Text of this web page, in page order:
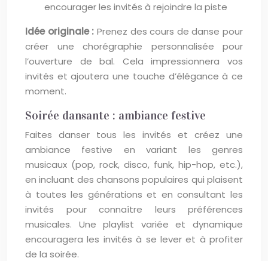
encourager les invités à rejoindre la piste
Idée originale : Prenez des cours de danse pour
créer une chorégraphie personnalisée pour
l’ouverture de bal. Cela impressionnera vos
invités et ajoutera une touche d’élégance à ce
moment.
Soirée dansante : ambiance festive
Faites danser tous les invités et créez une
ambiance festive en variant les genres
musicaux (pop, rock, disco, funk, hip-hop, etc.),
en incluant des chansons populaires qui plaisent
à toutes les générations et en consultant les
invités pour connaître leurs préférences
musicales. Une playlist variée et dynamique
encouragera les invités à se lever et à profiter
de la soirée.